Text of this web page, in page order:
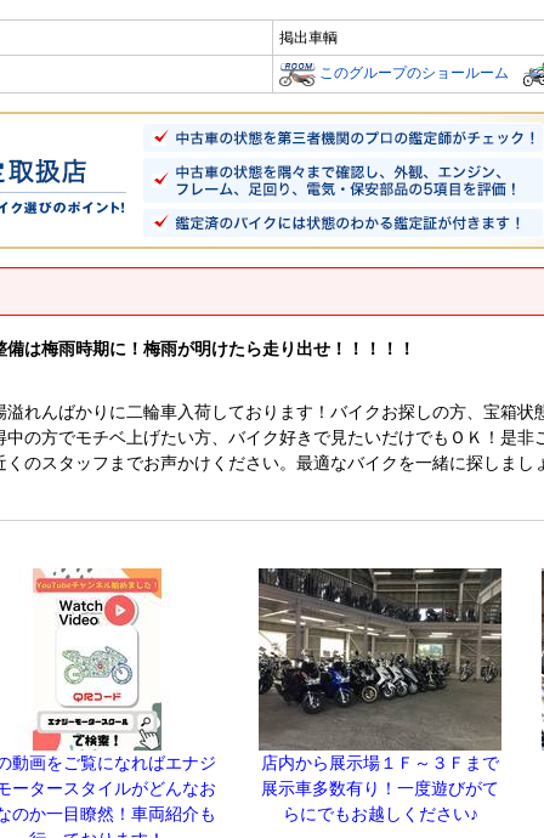
掲出車輌
このグループのショールーム
備は梅雨時期に！梅雨が明けたら走り出せ！！！！！
溢れんばかりに二輪車入荷しております！バイクお探しの方、宝箱
中の方でモチベ上げたい方、バイク好きで見たいだけでもＯＫ！是
くのスタッフまでお声かけください。最適なバイクを一緒に探しま
動画をご覧になればエナジ
ータースタイルがどんなお
のか一目瞭然！車両紹介も
店内から展示場１Ｆ～３Ｆまで
展示車多数有り！一度遊びがて
らにでもお越しください♪